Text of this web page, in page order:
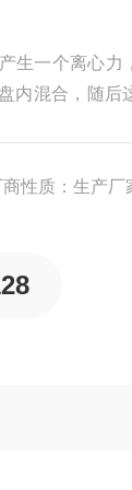
生一个离心
内混合，随
商性质：生产厂